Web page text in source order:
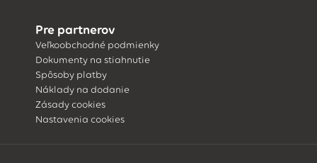
Pre partnerov
Veľkoobchodné podmienky
Dokumenty na stiahnutie
Spôsoby platby
Náklady na dodanie
Zásady cookies
Nastavenia cookies